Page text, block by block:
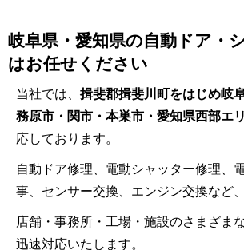
岐阜県・愛知県の自動ドア・
はお任せください
当社では、 揖斐郡揖斐川町をはじめ岐
務原市・関市・本巣市・愛知県西部エ
応しております。
自動ドア修理、電動シャッター修理、
事、センサー交換、エンジン交換など、
店舗・事務所・工場・施設のさまざま
迅速対応いたします。